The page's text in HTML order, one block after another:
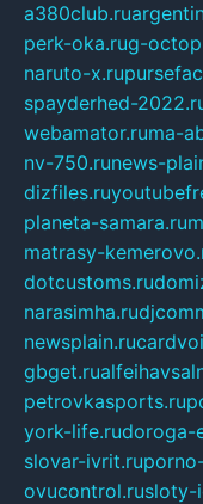
a380club.ru
perk-oka.rug-
naruto-x.ru
spayderhed-
webamator.ruma-
nv-750.runews-
dizfiles.ru
planeta-samara.ru
matrasy-
dotcustoms.ru
narasimha.ru
newsplain.ru
gbget.ru
petrovkasports.ru
york-life.rudoroga-
slovar-ivrit.ru
ovucontrol.rusloty-